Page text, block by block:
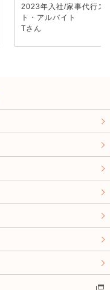
2023年入社/家事代行ス
ト・アルバイト
Tさん